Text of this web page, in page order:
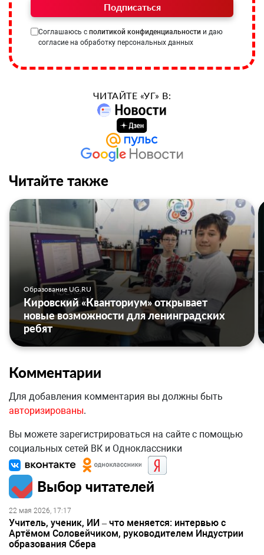
Подписаться
Соглашаюсь с политикой конфиденциальности и даю
согласие на обработку персональных данных
ЧИТАЙТЕ «УГ» В:
Читайте также
Образование UG.RU
Кировский «Кванториум» открывает
новые возможности для ленинградских
ребят
Комментарии
Для добавления комментария вы должны быть
авторизированы.
Вы можете зарегистрироваться на сайте с помощью
социальных сетей ВК и Одноклассники
Выбор читателей
22 мая 2026, 17:17
Учитель, ученик, ИИ – что меняется: интервью с
Артёмом Соловейчиком, руководителем Индустрии
образования Сбера